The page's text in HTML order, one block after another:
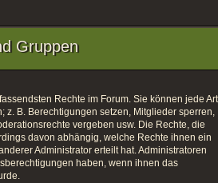
Gruppen
Rechte im Forum. Sie können jede Art
z. B. Berechtigungen setzen, Mitglieder sperren,
vergeben usw. Die Rechte, die
davon abhängig, welche Rechte ihnen ein
Administrator erteilt hat. Administratoren
haben, wenn ihnen das